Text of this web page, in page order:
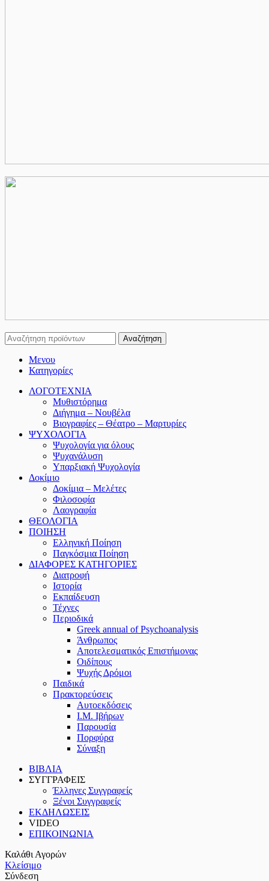
Αναζήτηση
Μενου
Κατηγορίες
ΛΟΓΟΤΕΧΝΙΑ
Μυθιστόρημα
Διήγημα – Νουβέλα
Βιογραφίες – Θέατρο – Μαρτυρίες
ΨΥΧΟΛΟΓΙΑ
Ψυχολογία για όλους
Ψυχανάλυση
Υπαρξιακή Ψυχολογία
Δοκίμιο
Δοκίμια – Μελέτες
Φιλοσοφία
Λαογραφία
ΘΕΟΛΟΓΙΑ
ΠΟΙΗΣΗ
Ελληνική Ποίηση
Παγκόσμια Ποίηση
ΔΙΑΦΟΡΕΣ ΚΑΤΗΓΟΡΙΕΣ
Διατροφή
Ιστορία
Εκπαίδευση
Τέχνες
Περιοδικά
Greek annual of Psychoanalysis
Άνθρωπος
Αποτελεσματικός Επιστήμονας
Οιδίπους
Ψυχής Δρόμοι
Παιδικά
Πρακτoρεύσεις
Αυτοεκδόσεις
Ι.Μ. Ιβήρων
Παρουσία
Πορφύρα
Σύναξη
ΒΙΒΛΙΑ
ΣΥΓΓΡΑΦΕΙΣ
Έλληνες Συγγραφείς
Ξένοι Συγγραφείς
ΕΚΔΗΛΩΣΕΙΣ
VIDEO
ΕΠΙΚΟΙΝΩΝΙΑ
Καλάθι Αγορών
Κλείσιμο
Σύνδεση